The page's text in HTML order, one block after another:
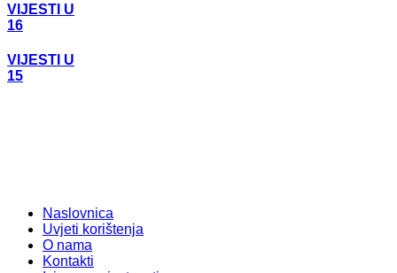
VIJESTI U
16
VIJESTI U
15
Naslovnica
Uvjeti korištenja
O nama
Kontakti